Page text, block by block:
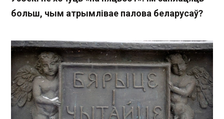
больш, чым атрымлівае палова беларусаў?